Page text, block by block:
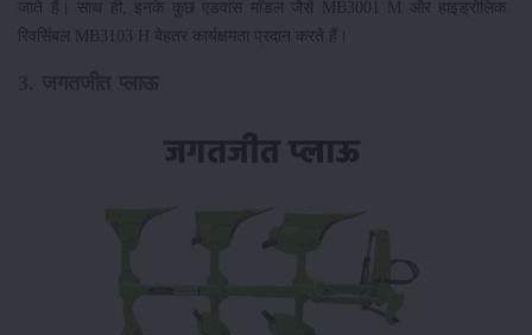
जाते हैं। साथ ही, इनके कुछ एडवांस मॉडल जैसे MB3001 M और हाइड्रोलिक
रिवर्सिबल MB3103 H बेहतर कार्यक्षमता प्रदान करते हैं।